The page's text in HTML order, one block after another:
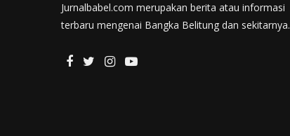
Jurnalbabel.com merupakan berita atau informasi
terbaru mengenai Bangka Belitung dan sekitarnya.